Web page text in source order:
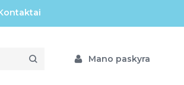
Mano paskyra